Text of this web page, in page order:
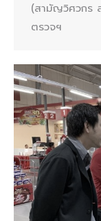
(สามัญวิศวกร
ตรวจฯ